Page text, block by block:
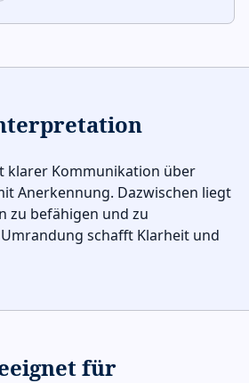
klarer Kommunikation über
Anerkennung. Dazwischen liegt
zu befähigen und zu
schafft Klarheit und
für